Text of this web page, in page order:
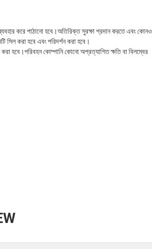
করে পাঠানো হবে।অতিরিক্ত সুরক্ষা প্রদান করতে এবং কোনও
সিল করা হবে এবং পরিদর্শন করা হবে।
করা হবে।পরিবহন কোম্পানি কোনো অপ্রত্যাশিত ক্ষতি বা বিলম্বের